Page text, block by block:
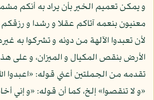
و يمكن تعميم الخير بأن يراد به أنكم
معنيون بنعمه آتاكم عقلا و رشدا و
لأن تعبدوا الآلهة من دونه و تشركوا به
الأرض بنقص المكيال و الميزان، و على
تقدمه من الجملتين أعني قوله: «اعبدوا
«و لا تنقصوا» إلخ، كما أن قوله: «و إني